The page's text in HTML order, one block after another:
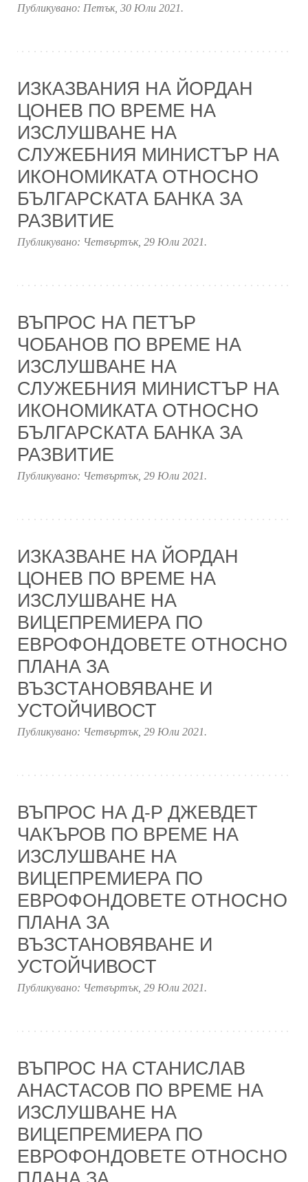
Публикувано: Петък, 30 Юли 2021.
ИЗКАЗВАНИЯ НА ЙОРДАН
ЦОНЕВ ПО ВРЕМЕ НА
ИЗСЛУШВАНЕ НА
СЛУЖЕБНИЯ МИНИСТЪР НА
ИКОНОМИКАТА ОТНОСНО
БЪЛГАРСКАТА БАНКА ЗА
РАЗВИТИЕ
Публикувано: Четвъртък, 29 Юли 2021.
ВЪПРОС НА ПЕТЪР
ЧОБАНОВ ПО ВРЕМЕ НА
ИЗСЛУШВАНЕ НА
СЛУЖЕБНИЯ МИНИСТЪР НА
ИКОНОМИКАТА ОТНОСНО
БЪЛГАРСКАТА БАНКА ЗА
РАЗВИТИЕ
Публикувано: Четвъртък, 29 Юли 2021.
ИЗКАЗВАНЕ НА ЙОРДАН
ЦОНЕВ ПО ВРЕМЕ НА
ИЗСЛУШВАНЕ НА
ВИЦЕПРЕМИЕРА ПО
ЕВРОФОНДОВЕТЕ ОТНОСНО
ПЛАНА ЗА
ВЪЗСТАНОВЯВАНЕ И
УСТОЙЧИВОСТ
Публикувано: Четвъртък, 29 Юли 2021.
ВЪПРОС НА Д-Р ДЖЕВДЕТ
ЧАКЪРОВ ПО ВРЕМЕ НА
ИЗСЛУШВАНЕ НА
ВИЦЕПРЕМИЕРА ПО
ЕВРОФОНДОВЕТЕ ОТНОСНО
ПЛАНА ЗА
ВЪЗСТАНОВЯВАНЕ И
УСТОЙЧИВОСТ
Публикувано: Четвъртък, 29 Юли 2021.
ВЪПРОС НА СТАНИСЛАВ
АНАСТАСОВ ПО ВРЕМЕ НА
ИЗСЛУШВАНЕ НА
ВИЦЕПРЕМИЕРА ПО
ЕВРОФОНДОВЕТЕ ОТНОСНО